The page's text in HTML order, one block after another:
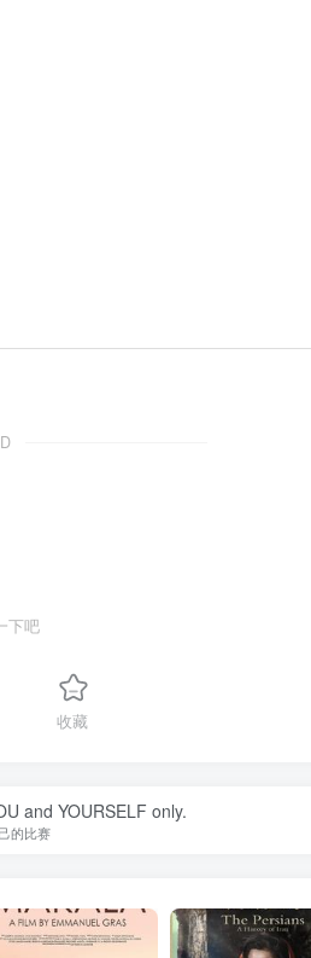
下吧
收藏
and YOURSELF only.
的比赛